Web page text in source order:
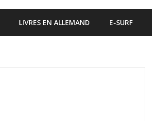
LIVRES EN ALLEMAND E-SURF